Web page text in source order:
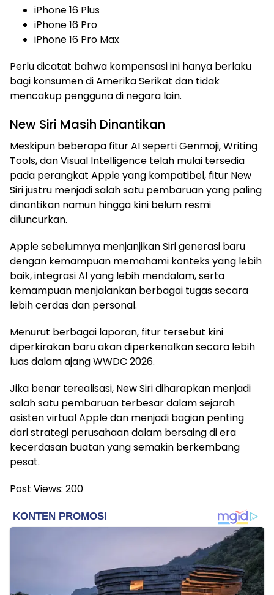
iPhone 16 Plus
iPhone 16 Pro
iPhone 16 Pro Max
Perlu dicatat bahwa kompensasi ini hanya berlaku
bagi konsumen di Amerika Serikat dan tidak
mencakup pengguna di negara lain.
New Siri Masih Dinantikan
Meskipun beberapa fitur AI seperti Genmoji, Writing
Tools, dan Visual Intelligence telah mulai tersedia
pada perangkat Apple yang kompatibel, fitur New
Siri justru menjadi salah satu pembaruan yang paling
dinantikan namun hingga kini belum resmi
diluncurkan.
Apple sebelumnya menjanjikan Siri generasi baru
dengan kemampuan memahami konteks yang lebih
baik, integrasi AI yang lebih mendalam, serta
kemampuan menjalankan berbagai tugas secara
lebih cerdas dan personal.
Menurut berbagai laporan, fitur tersebut kini
diperkirakan baru akan diperkenalkan secara lebih
luas dalam ajang WWDC 2026.
Jika benar terealisasi, New Siri diharapkan menjadi
salah satu pembaruan terbesar dalam sejarah
asisten virtual Apple dan menjadi bagian penting
dari strategi perusahaan dalam bersaing di era
kecerdasan buatan yang semakin berkembang
pesat.
Post Views: 200